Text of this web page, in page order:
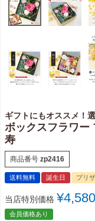
ギフトにもオススメ！
ボックスフラワー
寿
商品番号 zp2416
送料無料 誕生日 プリ
当店特別価格 ¥4,580
会員価格あり